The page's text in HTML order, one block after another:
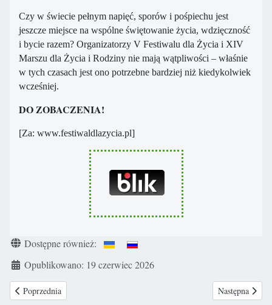
Czy w świecie pełnym napięć, sporów i pośpiechu jest
jeszcze miejsce na wspólne świętowanie życia, wdzięczność
i bycie razem? Organizatorzy V Festiwalu dla Życia i XIV
Marszu dla Życia i Rodziny nie mają wątpliwości – właśnie
w tych czasach jest ono potrzebne bardziej niż kiedykolwiek
wcześniej.
DO ZOBACZENIA!
[Za: www.festiwaldlazycia.pl]
Szczegóły
Dostępne również:
Opublikowano: 19 czerwiec 2026
Poprzednia strona: CZERWIEC 2026 - Marsze dla Życia
Poprzednia Następna
Następna